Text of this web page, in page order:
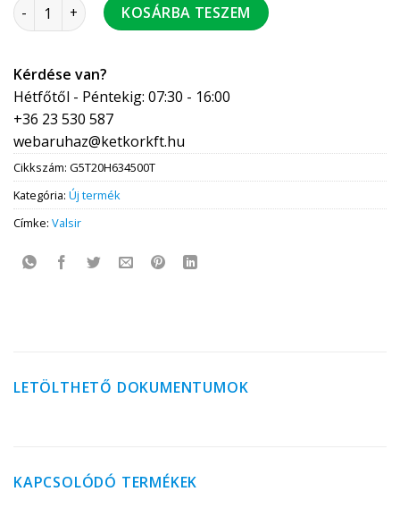
Valsir TH könyök 63-63 3 db / doboz mennyiség
KOSÁRBA TESZEM
Kérdése van?
Hétfőtől - Péntekig: 07:30 - 16:00
+36 23 530 587
webaruhaz@ketkorkft.hu
Cikkszám: G5T20H634500T
Kategória: Új termék
Címke: Valsir
LETÖLTHETŐ DOKUMENTUMOK
KAPCSOLÓDÓ TERMÉKEK